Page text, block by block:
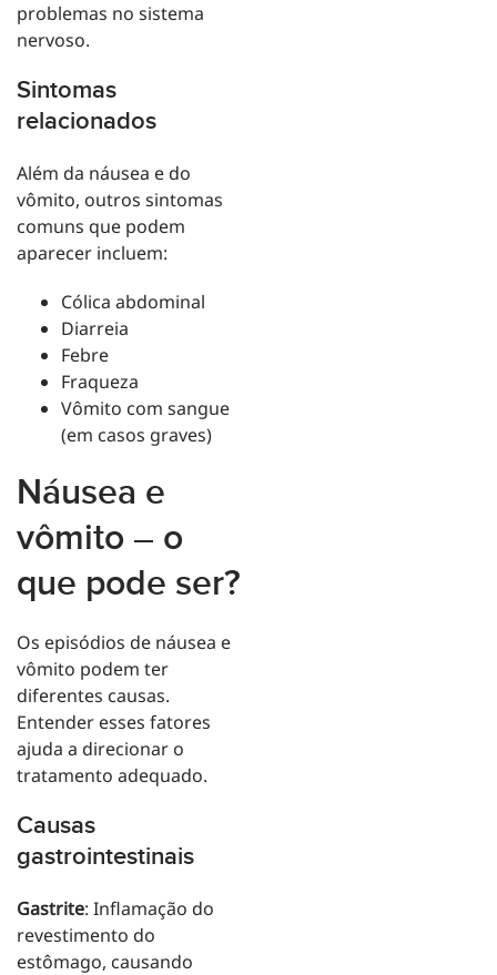
problemas no sistema
nervoso.
Sintomas
relacionados
Além da náusea e do
vômito, outros sintomas
comuns que podem
aparecer incluem:
Cólica abdominal
Diarreia
Febre
Fraqueza
Vômito com sangue
(em casos graves)
Náusea e
vômito – o
que pode ser?
Os episódios de náusea e
vômito podem ter
diferentes causas.
Entender esses fatores
ajuda a direcionar o
tratamento adequado.
Causas
gastrointestinais
Gastrite: Inflamação do
revestimento do
estômago, causando